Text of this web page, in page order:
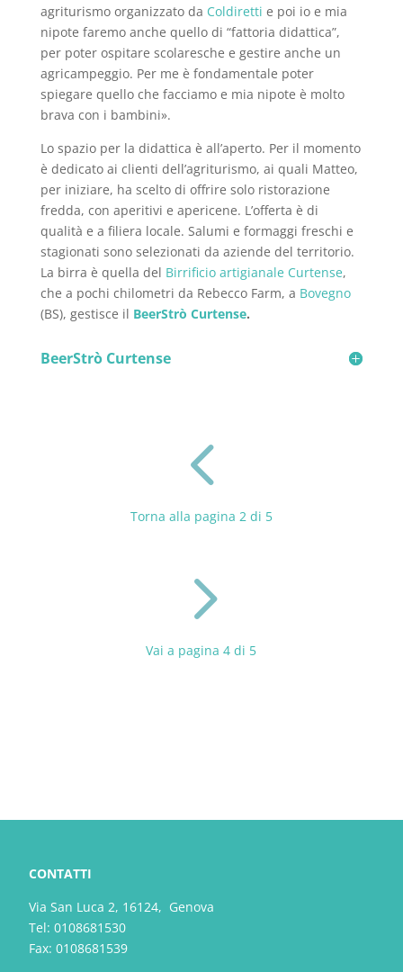
agriturismo organizzato da Coldiretti e poi io e mia
nipote faremo anche quello di “fattoria didattica”,
per poter ospitare scolaresche e gestire anche un
agricampeggio. Per me è fondamentale poter
spiegare quello che facciamo e mia nipote è molto
brava con i bambini».
Lo spazio per la didattica è all’aperto. Per il momento
è dedicato ai clienti dell’agriturismo, ai quali Matteo,
per iniziare, ha scelto di offrire solo ristorazione
fredda, con aperitivi e apericene. L’offerta è di
qualità e a filiera locale. Salumi e formaggi freschi e
stagionati sono selezionati da aziende del territorio.
La birra è quella del Birrificio artigianale Curtense,
che a pochi chilometri da Rebecco Farm, a Bovegno
(BS), gestisce il BeerStrò Curtense.
BeerStrò Curtense
4
Torna alla pagina 2 di 5
5
Vai a pagina 4 di 5
CONTATTI
Via San Luca 2, 16124, Genova
Tel:0108681530
Fax: 0108681539